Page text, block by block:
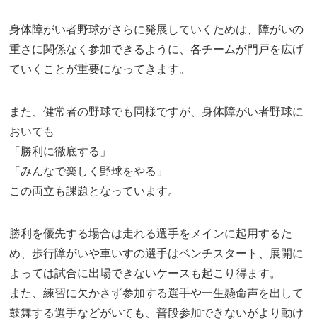
身体障がい者野球がさらに発展していくためは、障がいの
重さに関係なく参加できるように、各チームが門戸を広げ
ていくことが重要になってきます。
また、健常者の野球でも同様ですが、身体障がい者野球に
おいても
「勝利に徹底する」
「みんなで楽しく野球をやる」
この両立も課題となっています。
勝利を優先する場合は走れる選手をメインに起用するた
め、歩行障がいや車いすの選手はベンチスタート、展開に
よっては試合に出場できないケースも起こり得ます。
また、練習に欠かさず参加する選手や一生懸命声を出して
鼓舞する選手などがいても、普段参加できないがより動け